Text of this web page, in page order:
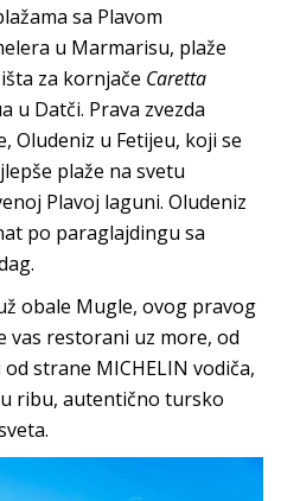
sa Plavom
u Marmarisu, plaže
za kornjače Caretta
u Datči. Prava zvezda
Oludeniz u Fetijeu, koji se
plaže na svetu
Plavoj laguni. Oludeniz
po paraglajdingu sa
obale Mugle, ovog pravog
vas restorani uz more, od
strane MICHELIN vodiča,
ribu, autentično tursko